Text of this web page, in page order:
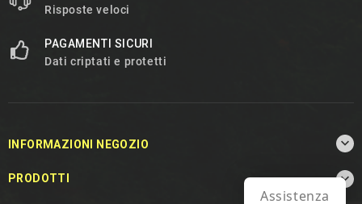
Risposte veloci
PAGAMENTI SICURI
Dati criptati e protetti
INFORMAZIONI NEGOZIO 
PRODOTTI 
Assistenza